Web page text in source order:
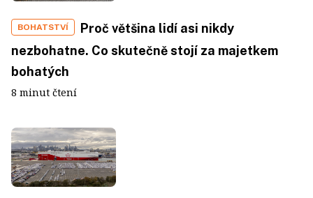
BOHATSTVÍ
Proč většina lidí asi nikdy
nezbohatne. Co skutečně stojí za majetkem
bohatých
8 minut čtení